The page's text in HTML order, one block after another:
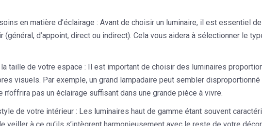
en matière d’éclairage : Avant de choisir un luminaire, il est essentiel
(général, d’appoint, direct ou indirect). Cela vous aidera à sélectionner le
taille de votre espace : Il est important de choisir des luminaires
visuels. Par exemple, un grand lampadaire peut sembler disproportionné
pas un éclairage suffisant dans une grande pièce à vivre.
de votre intérieur : Les luminaires haut de gamme étant souvent